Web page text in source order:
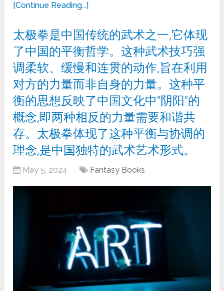
[Continue Reading...]
太极拳是中国传统的武术之一,它体现
了中国的平衡哲学。这种武术技巧强
调柔软、缓慢和连贯的动作,旨在利用
对方的力量而非自身的力量。这种平
衡的思想反映了中国文化中”阴阳”的
概念,即两种相反的力量需要和谐共
存。太极拳体现了这种平衡与协调的
理念,是中国独特的武术艺术形式。
May 5, 2024 Fantasy Books